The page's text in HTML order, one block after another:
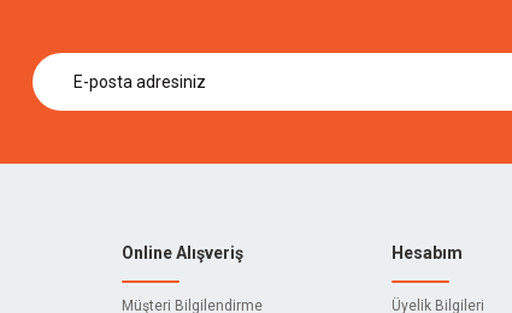
Online Alışveriş
Müşteri Bilgilendirme
Hesabım
Üyelik Bilgileri